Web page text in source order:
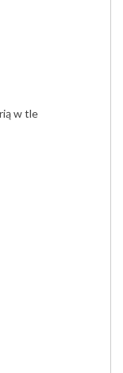
w tle